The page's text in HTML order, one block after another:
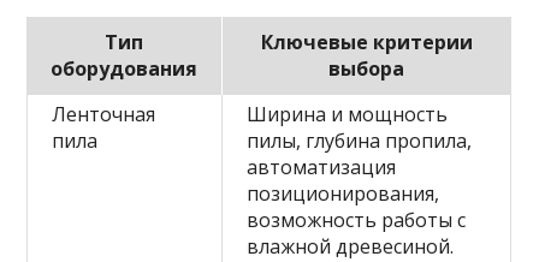
Тип
оборудования
Ключевые критерии
выбора
Ленточная
пила
Ширина и мощность
пилы, глубина пропила,
автоматизация
позиционирования,
возможность работы с
влажной древесиной.